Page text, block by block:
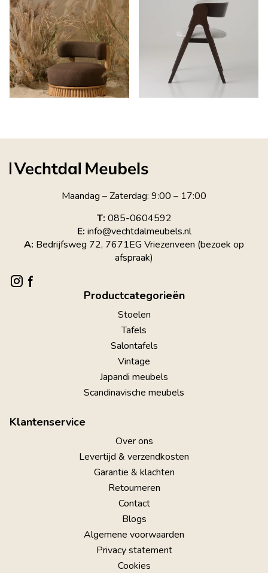
Maandag – Zaterdag: 9:00 – 17:00
T: 085-0604592
E: info@vechtdalmeubels.nl
A: Bedrijfsweg 72, 7671EG Vriezenveen (bezoek op
afspraak)
Productcategorieën
Stoelen
Tafels
Salontafels
Vintage
Japandi meubels
Scandinavische meubels
Klantenservice
Over ons
Levertijd & verzendkosten
Garantie & klachten
Retourneren
Contact
Blogs
Algemene voorwaarden
Privacy statement
Cookies